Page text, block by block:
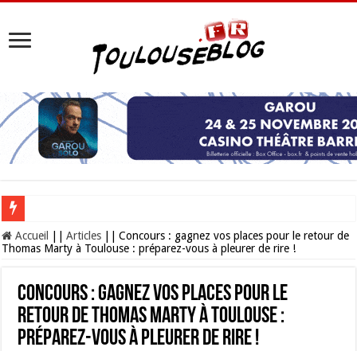
Les Nocturnes de la Cité de l’espace 2026 : l’événement incontournable de
Accueil Articles
Concours : gagnez vos places pour le retour de
Thomas Marty à Toulouse : préparez-vous à pleurer de rire !
Concours : gagnez vos places pour le
retour de Thomas Marty à Toulouse :
préparez-vous à pleurer de rire !